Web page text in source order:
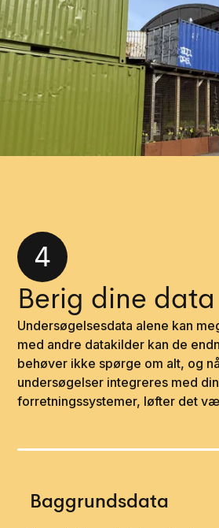
4
Berig dine data
Undersøgelsesdata alene kan
med andre datakilder kan de
behøver ikke spørge om alt, og
undersøgelser integreres med
forretningssystemer, løfter det
Baggrundsdata